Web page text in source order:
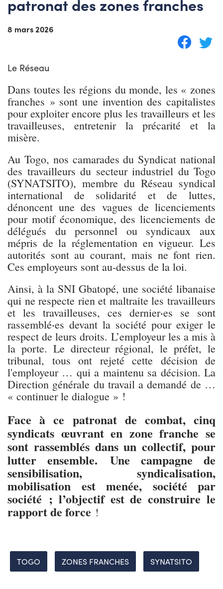
patronat des zones franches
8 mars 2026
Le Réseau
Dans toutes les régions du monde, les « zones
franches » sont une invention des capitalistes
pour exploiter encore plus les travailleurs et les
travailleuses, entretenir la précarité et la
misère.
Au Togo, nos camarades du Syndicat national
des travailleurs du secteur industriel du Togo
(SYNATSITO), membre du Réseau syndical
international de solidarité et de luttes,
dénoncent une des vagues de licenciements
pour motif économique, des licenciements de
délégués du personnel ou syndicaux aux
mépris de la réglementation en vigueur. Les
autorités sont au courant, mais ne font rien.
Ces employeurs sont au-dessus de la loi.
Ainsi, à la SNI Gbatopé, une société libanaise
qui ne respecte rien et maltraite les travailleurs
et les travailleuses, ces dernier‧es se sont
rassemblé‧es devant la société pour exiger le
respect de leurs droits. L’employeur les a mis à
la porte. Le directeur régional, le préfet, le
tribunal, tous ont rejeté cette décision de
l'employeur … qui a maintenu sa décision. La
Direction générale du travail a demandé de …
« continuer le dialogue » !
Face à ce patronat de combat, cinq
syndicats œuvrant en zone franche se
sont rassemblés dans un collectif, pour
lutter ensemble. Une campagne de
sensibilisation, syndicalisation,
mobilisation est menée, société par
société ; l’objectif est de construire le
rapport de force !
TOGO ZONES FRANCHES SYNATSITO